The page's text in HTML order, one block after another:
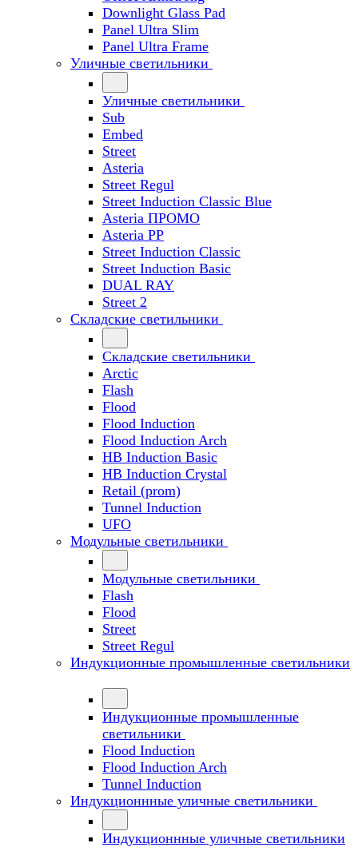
Downlight Glass Pad
Panel Ultra Slim
Panel Ultra Frame
Уличные светильники
Уличные светильники
Sub
Embed
Street
Asteria
Street Regul
Street Induction Classic Blue
Asteria ПРОМО
Asteria PP
Street Induction Classic
Street Induction Basic
DUAL RAY
Street 2
Складские светильники
Складские светильники
Arctic
Flash
Flood
Flood Induction
Flood Induction Arch
HB Induction Basic
HB Induction Crystal
Retail (prom)
Tunnel Induction
UFO
Модульные светильники
Модульные светильники
Flash
Flood
Street
Street Regul
Индукционные промышленные светильники
Индукционные промышленные
светильники
Flood Induction
Flood Induction Arch
Tunnel Induction
Индукционнные уличные светильники
Индукционнные уличные светильники